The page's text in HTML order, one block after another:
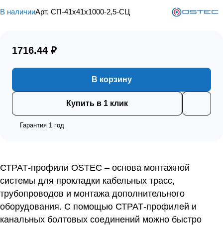
В наличииАрт. СП-41х41х1000-2,5-СЦ
1716.44 ₽
В корзину
Купить в 1 клик
Гарантия 1 год
СТРАТ-профили OSTEC – основа монтажной
системы для прокладки кабельных трасс,
трубопроводов и монтажа дополнительного
оборудования. С помощью СТРАТ-профилей и
канальных болтовых соединений можно быстро